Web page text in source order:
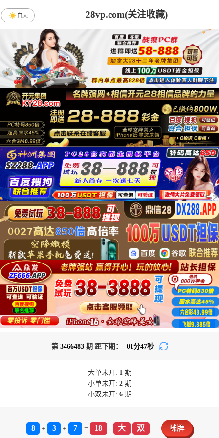
28vp.com(关注收藏)
白天
第 3466483期 距下期： 01 分47秒
大单未开: 1 期
小单未开: 2期
小双未开: 6期
8 + 3 + 7 = 18 - 大 双 咪牌